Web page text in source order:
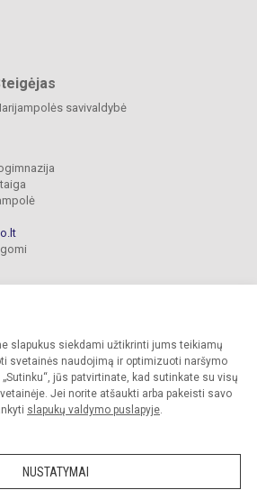
slapukus siekdami užtikrinti jums teikiamų
svetainės naudojimą ir optimizuoti naršymo
jūs patvirtinate, kad sutinkate su visų
Jei norite atšaukti arba pakeisti savo
slapukų valdymo puslapyje.
NUSTATYMAI
savivaldybė
progimnazija. Visos teisės saugomos.
gimnazijos sutikimo griežtai draudžiama.
paraiška Slapukų valdymas